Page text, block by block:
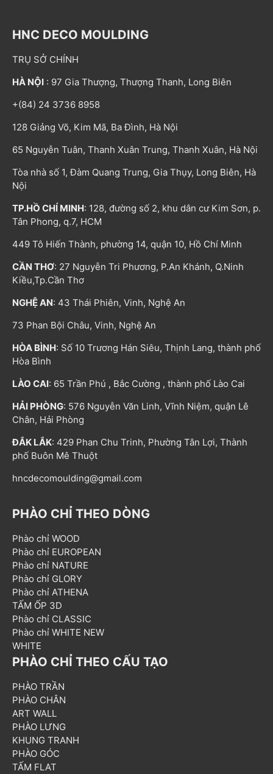
HNC DECO MOULDING
TRỤ SỞ CHÍNH
HÀ NỘI : 97 Gia Thượng, Thượng Thanh, Long Biên
+(84) 24 3736 8958
128 Giảng Võ, Kim Mã, Ba Đình, Hà Nội
65 Nguyễn Tuân, Thanh Xuân Trung, Thanh Xuân, Hà Nội
Tòa nhà số 1, Đàm Quang Trung, Gia Thụy, Long Biên, Hà
Nội
TP.HỒ CHÍ MINH: 128, đường số 2, khu dân cư Kim Sơn, p.
Tân Phong, q.7, HCM
449 Tô Hiến Thành, phường 14, quận 10, Hồ Chí Minh
CẦN THƠ: 27 Nguyễn Tri Phương, P.An Khánh, Q.Ninh
Kiều,Tp.Cần Thơ
NGHỆ AN: 43 Thái Phiên, Vinh, Nghệ An
73 Phan Bội Châu, Vinh, Nghệ An
HÒA BÌNH: Số 10 Trương Hán Siêu, Thịnh Lang, thành phố
Hòa Bình
LÀO CAI: 65 Trần Phú , Bắc Cường , thành phố Lào Cai
HẢI PHÒNG: 576 Nguyễn Văn Linh, Vĩnh Niệm, quận Lê
Chân, Hải Phòng
ĐẮK LẮK: 429 Phan Chu Trinh, Phường Tân Lợi, Thành
phố Buôn Mê Thuột
hncdecomoulding@gmail.com
PHÀO CHỈ THEO DÒNG
Phào chỉ WOOD
Phào chỉ EUROPEAN
Phào chỉ NATURE
Phào chỉ GLORY
Phào chỉ ATHENA
TẤM ỐP 3D
Phào chỉ CLASSIC
Phào chỉ WHITE NEW
WHITE
PHÀO CHỈ THEO CẤU TẠO
PHÀO TRẦN
PHÀO CHÂN
ART WALL
PHÀO LƯNG
KHUNG TRANH
PHÀO GÓC
TẤM FLAT